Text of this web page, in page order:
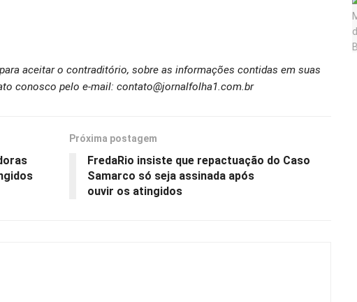
aceitar o contraditório, sobre as informações contidas em suas
conosco pelo e-mail: contato@jornalfolha1.com.br
Próxima postagem
FredaRio insiste que repactuação do Caso
Samarco só seja assinada após
ouvir os atingidos